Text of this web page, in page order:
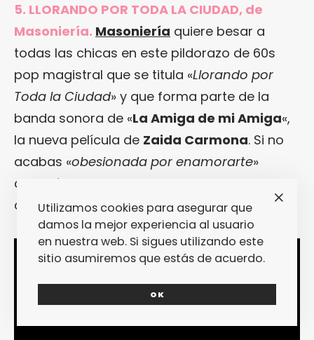
5. LLORANDO POR TODA LA CIUDAD, de
Masoniería. Masoniería quiere besar a
todas las chicas en este pildorazo de 60s
pop magistral que se titula «Llorando por
Toda la Ciudad» y que forma parte de la
banda sonora de «La Amiga de mi Amiga«,
la nueva película de Zaida Carmona. Si no
acabas «obesionada por enamorarte»
después de esta maravilla, es que no tienes
corazón.
Utilizamos cookies para asegurar que
damos la mejor experiencia al usuario
en nuestra web. Si sigues utilizando este
sitio asumiremos que estás de acuerdo.
OK